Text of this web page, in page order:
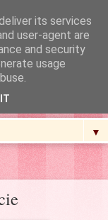
▼
its services
user-agent are
and security
usage